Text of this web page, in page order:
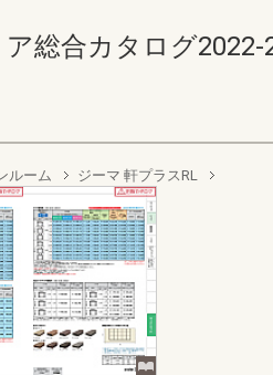
総合カタログ2022-
ルーム ジーマ 軒プラスRL